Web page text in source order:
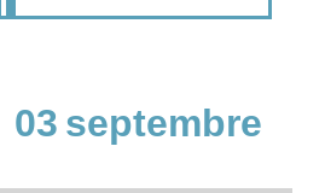
03 septembre